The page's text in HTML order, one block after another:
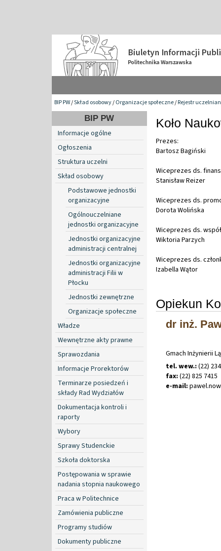
BIP PW/Skład osobowy/Organizacje społeczne/Rejestr
BIP PW
Informacje ogólne
Ogłoszenia
Struktura uczelni
Skład osobowy
Podstawowe jednostki
organizacyjne
Ogólnouczelniane
jednostki organizacyjne
Jednostki organizacyjne
administracji centralnej
Jednostki organizacyjne
administracji Filii w
Płocku
Jednostki zewnętrzne
Organizacje społeczne
Władze
Wewnętrzne akty prawne
Sprawozdania
Informacje Prorektorów
Terminarze posiedzeń i
składy Rad Wydziałów
Dokumentacja kontroli i
raporty
Wybory
Sprawy Studenckie
Szkoła doktorska
Postępowania w sprawie
nadania stopnia naukowego
Praca w Politechnice
Zamówienia publiczne
Programy studiów
Dokumenty publiczne
Koło
Prezes:
Bartosz Bagiński
Wiceprezes ds.
Stanisław Reizer
Wiceprezes ds.
Dorota Wolińska
Wiceprezes ds.
Wiktoria Parzych
Wiceprezes ds.
Izabella Wątor
Opiekun
dr inż.
Gmach Inżynierii
tel. wew.: (22)
fax: (22) 825 7415
e-mail: pawel.